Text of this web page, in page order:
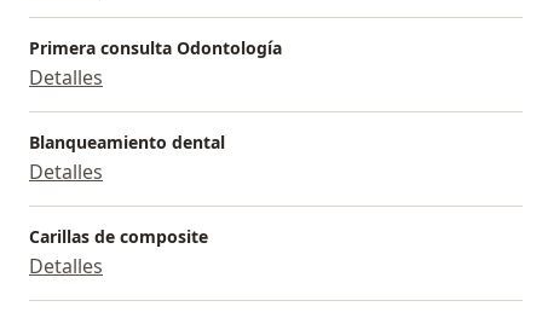
Primera consulta Odontología
Detalles
Blanqueamiento dental
Detalles
Carillas de composite
Detalles